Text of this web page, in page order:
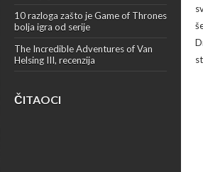
10 razloga zašto je Game of Thrones
bolja igra od serije
The Incredible Adventures of Van
Helsing III, recenzija
ČITAOCI